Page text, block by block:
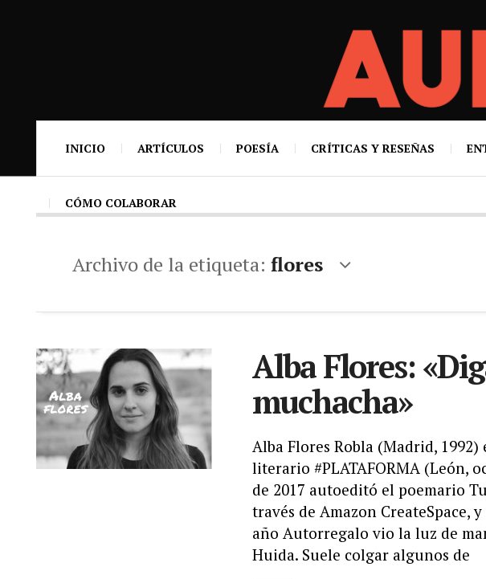
INICIO ARTÍCULOS POESÍA CRÍTICAS Y RESEÑAS
CÓMO COLABORAR
Archivo de la etiqueta: flores
Alba Flores:
muchacha»
Alba Flores Robla (Madrid,
literario #PLATAFORMA (León,
de 2017 autoeditó el poemario
través de Amazon CreateSpace,
año Autorregalo vio la luz de
Huida. Suele colgar algunos de